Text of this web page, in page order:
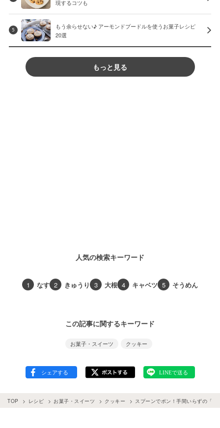
現するコツも
5
もう余らせない♪ アーモンドプードルを使うお菓子レシピ
20選
もっと見る
人気の検索キーワード
1 なす 2 きゅうり 3 大根 4 キャベツ 5 そうめん
この記事に関するキーワード
お菓子・スイーツ クッキー
TOP レシピ お菓子・スイーツ クッキー スプーンでポン！手間いらずの「